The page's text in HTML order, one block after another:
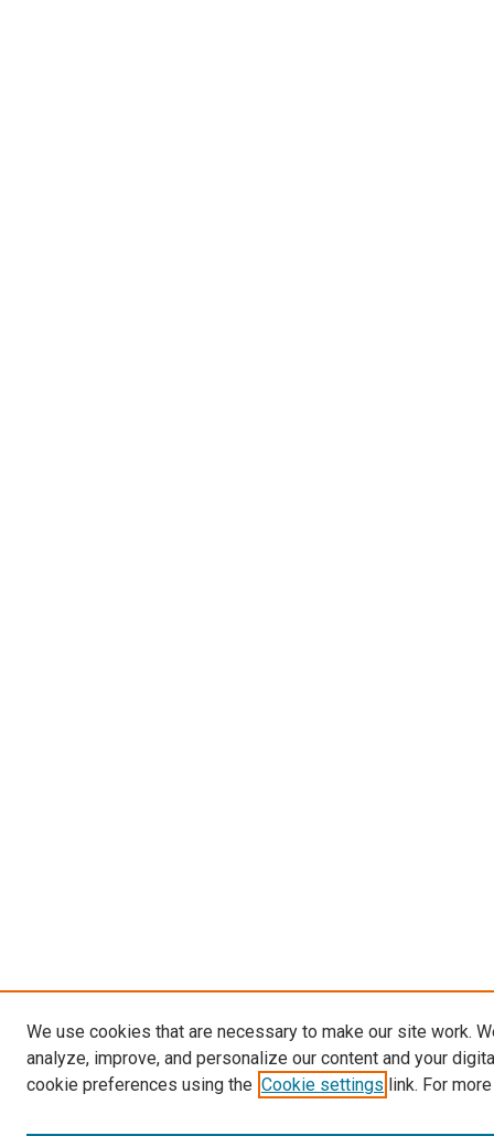
We use cookies that are necessary to make our site work.
analyze, improve, and personalize our content and your
cookie preferences using the Cookie settings link. For